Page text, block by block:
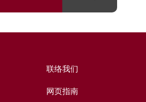
联络我们
网页指南